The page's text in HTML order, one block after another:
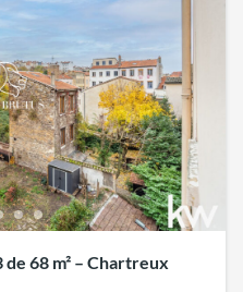
68 m² – Chartreux